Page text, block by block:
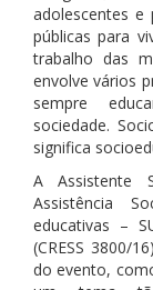
adolescentes e
públicas para
trabalho das
envolve vários
sempre
sociedade.
significa
A Assistente
Assistência
educativas –
(CRESS 3800/
do evento,